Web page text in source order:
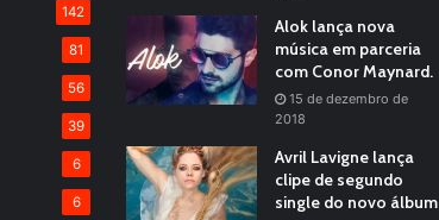
142
81
56
39
6
6
Alok lança nova
música em parceria
com Conor Maynard.
15 de dezembro de
2018
Avril Lavigne lança
clipe de segundo
single do novo álbum